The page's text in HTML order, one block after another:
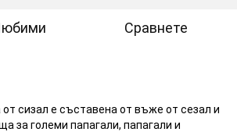
Сравнете
сизал е съставена от въже от сезал и
за големи папагали, папагали и